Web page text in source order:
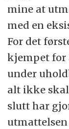
mine at
med en
For det
kjempet for
under
alt ikke
slutt har
utmattelsen